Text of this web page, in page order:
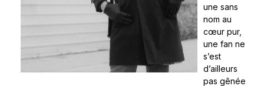
une sans
nom au
cœur pur,
une fan ne
s’est
d’ailleurs
pas gênée